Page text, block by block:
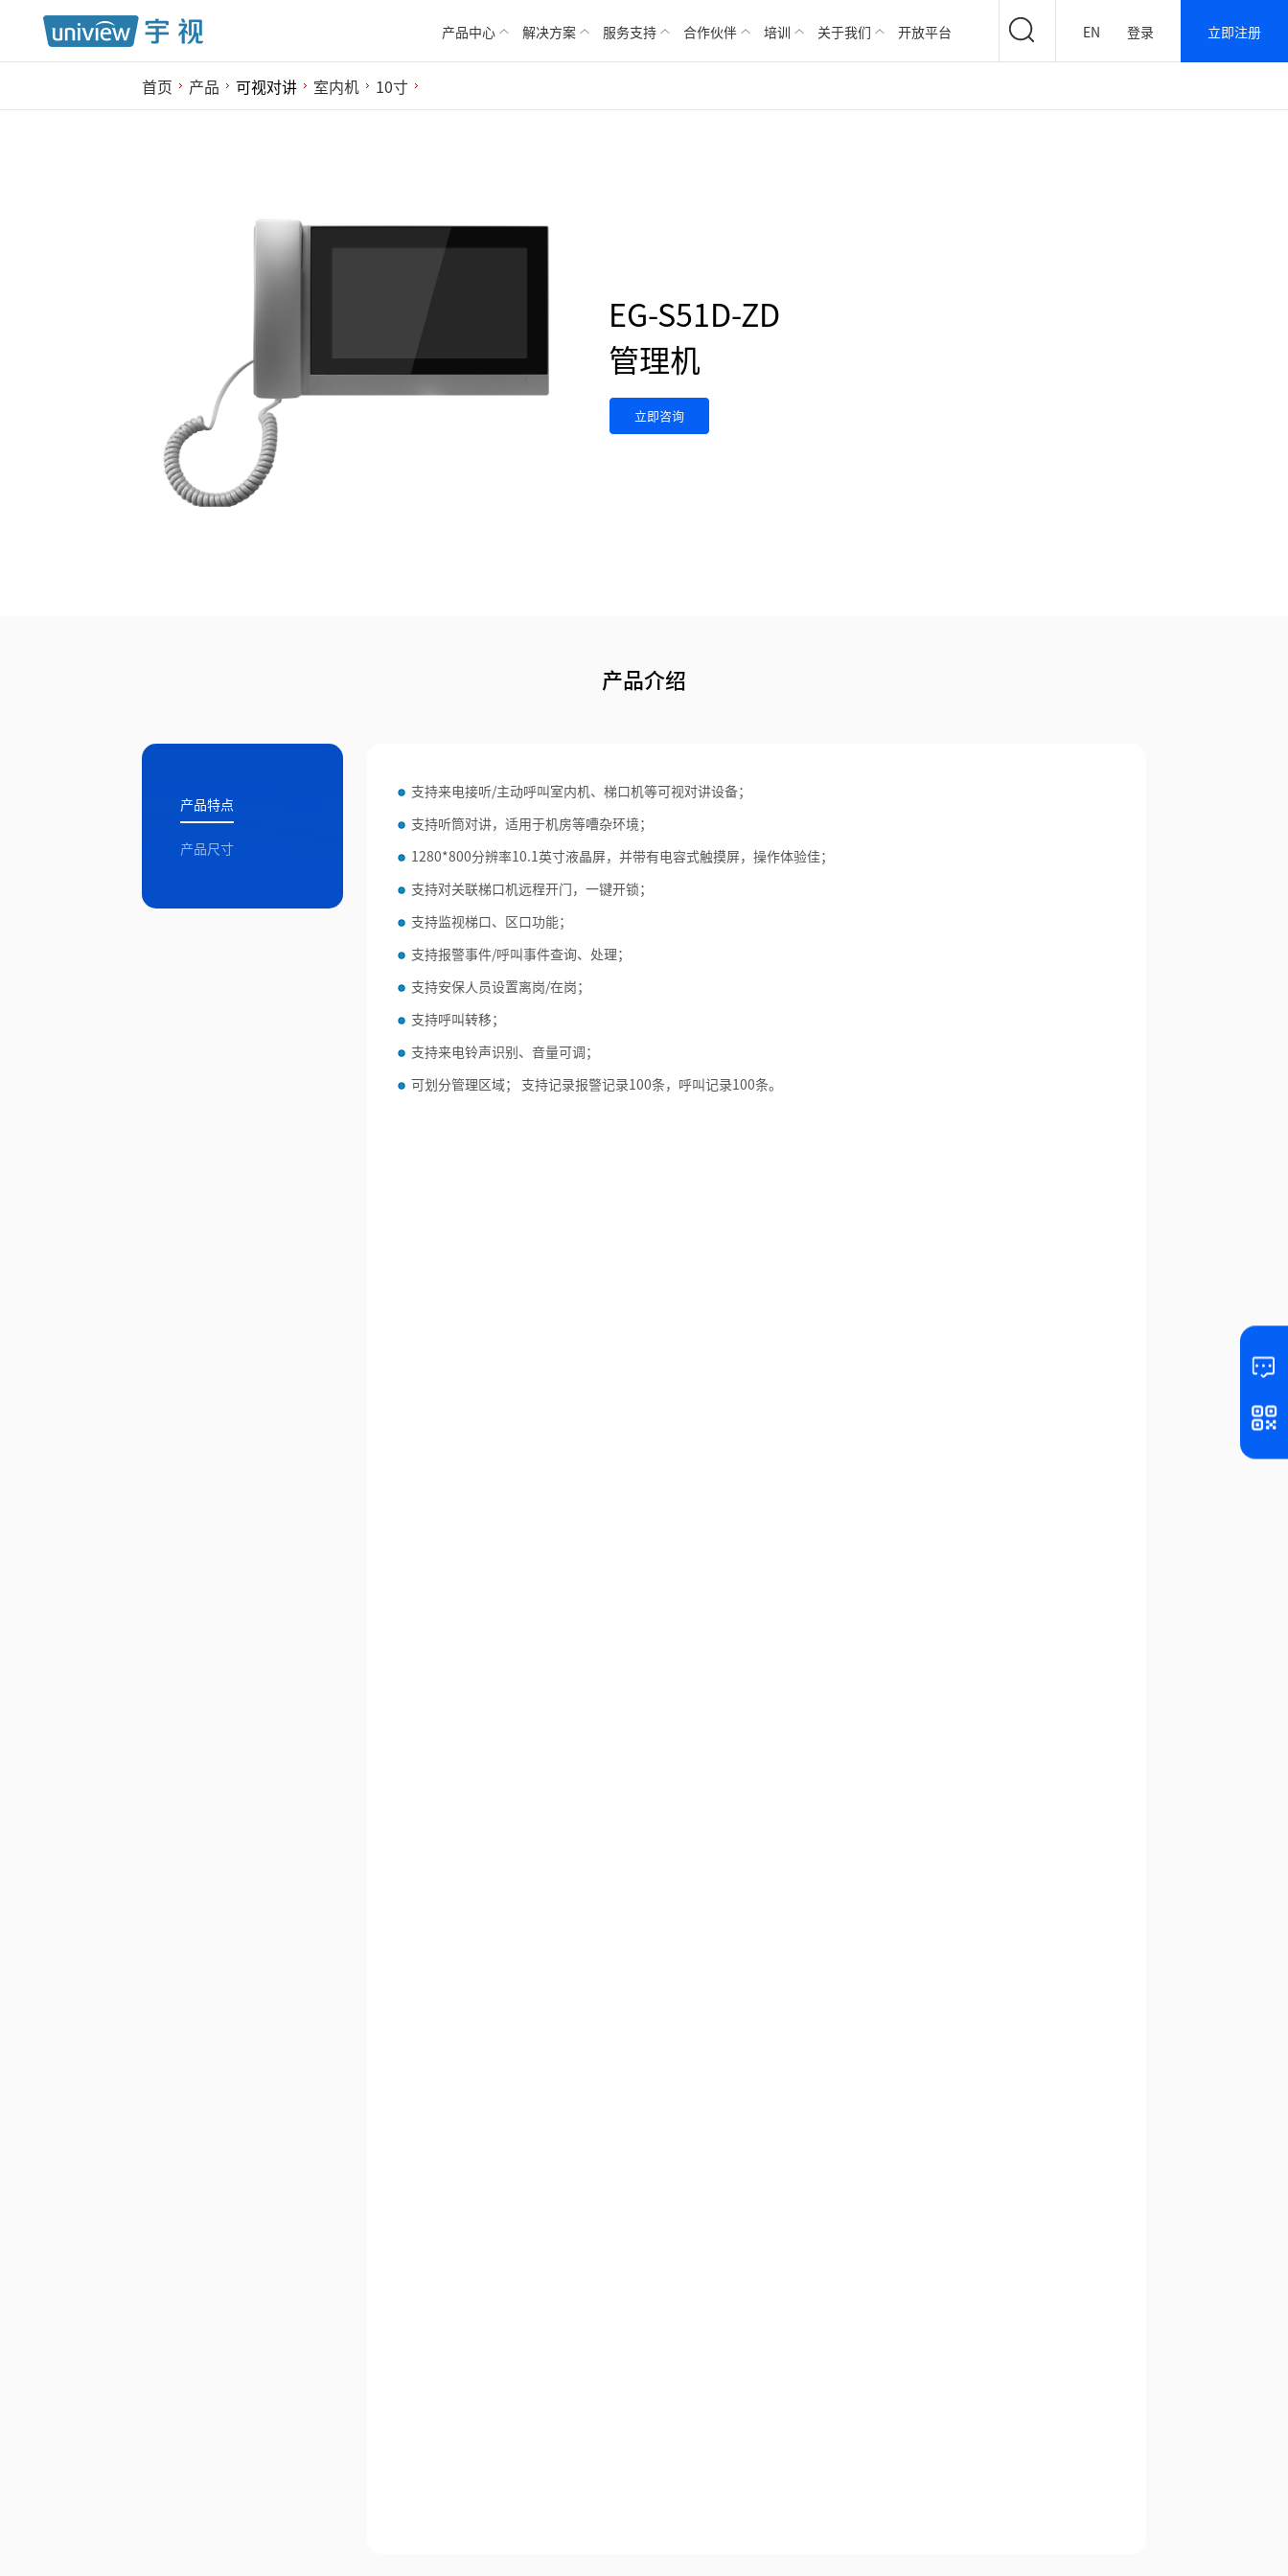
产品中心 解决方案 服务支持 合作伙伴 培训 关于我们 开放平台 EN 登录 立即注册
首页 产品 可视对讲 室内机 10寸
EG-S51D-ZD
管理机
立即咨询
产品介绍
产品特点
产品尺寸
支持来电接听/主动呼叫室内机、梯口机等可视对讲设备；
支持听筒对讲，适用于机房等嘈杂环境；
1280*800分辨率10.1英寸液晶屏，并带有电容式触摸屏，操作体验佳；
支持对关联梯口机远程开门，一键开锁；
支持监视梯口、区口功能；
支持报警事件/呼叫事件查询、处理；
支持安保人员设置离岗/在岗；
支持呼叫转移；
支持来电铃声识别、音量可调；
可划分管理区域； 支持记录报警记录100条，呼叫记录100条。